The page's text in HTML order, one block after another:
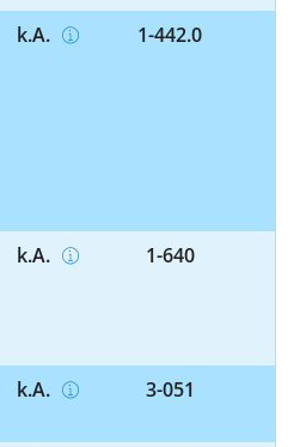
k.A. 1-442.0
k.A. 1-640
k.A. 3-051